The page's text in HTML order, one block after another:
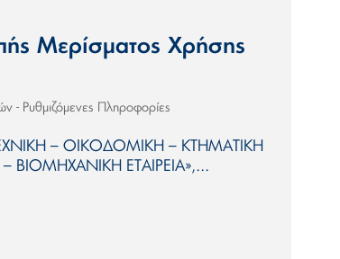
Μερίσματος Χρήσης
- Ρυθμιζόμενες Πληροφορίες
– ΟΙΚΟΔΟΜΙΚΗ – ΚΤΗΜΑΤΙΚΗ
ΕΤΑΙΡΕΙΑ»,...